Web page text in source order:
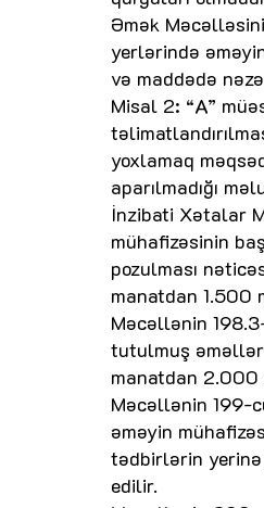
Əmək
yerlərində
və maddədə
Misal 2: “A”
yoxlamaq
aparılmadığı
İnzibati Xətalar
mühafizəsinin
pozulması
manatdan 1.500
Məcəllənin
tutulmuş əməllər
manatdan 2.000
Məcəllənin 199-
əməyin
tədbirlərin
edilir.